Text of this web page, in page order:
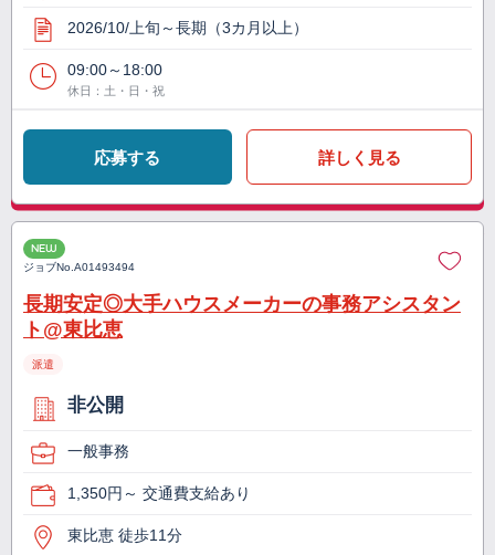
2026/10/上旬～長期（3カ月以上）
09:00～18:00
休日：土・日・祝
応募する 詳しく見る
NEW
ジョブNo.A01493494
長期安定◎大手ハウスメーカーの事務アシスタン
ト@東比恵
派遣
非公開
一般事務
1,350円～ 交通費支給あり
東比恵 徒歩11分